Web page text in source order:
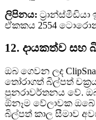
ලිපිනය:
ඒකකය 2554
12. දායකත්ව සහ
ඔබ ගෙවන ලද
තෝරාගත් බිල්පත්
පුනරාවර්තනය වේ.
ඕනෑම වේලාවක
බිල්පත් කාල සීමාව